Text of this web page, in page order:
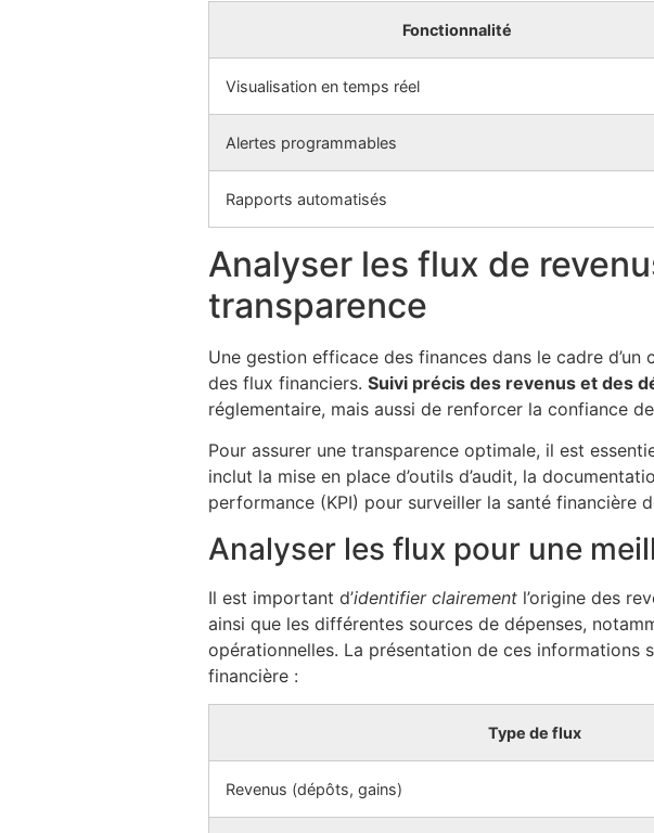
Fonctionnalité
Visualisation en temps réel
Alertes programmables
Rapports automatisés
Analyser les flux de
transparence
Une gestion efficace des finances dans le cadre
des flux financiers. Suivi précis des revenus et des
réglementaire, mais aussi de renforcer la confiance
Pour assurer une transparence optimale, il est
inclut la mise en place d’outils d’audit, la
performance (KPI) pour surveiller la santé financière
Analyser les flux pour une
Il est important d’identifier clairement l’origine des
ainsi que les différentes sources de dépenses,
opérationnelles. La présentation de ces
financière :
Type de flux
Revenus (dépôts, gains)